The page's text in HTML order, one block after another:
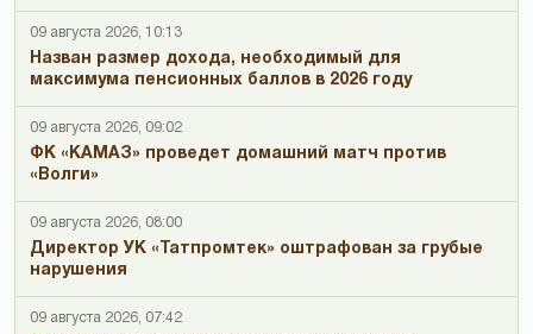
09 августа 2026, 10:13
Назван размер дохода, необходимый для
максимума пенсионных баллов в 2026 году
09 августа 2026, 09:02
ФК «КАМАЗ» проведет домашний матч против
«Волги»
09 августа 2026, 08:00
Директор УК «Татпромтек» оштрафован за грубые
нарушения
09 августа 2026, 07:42